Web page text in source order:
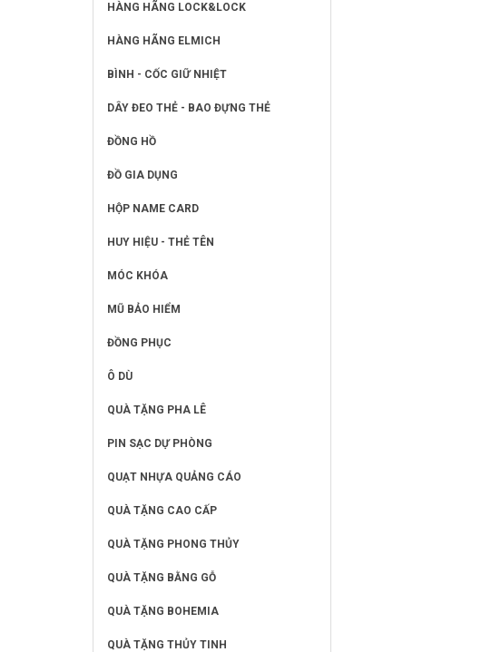
HÀNG HÃNG LOCK&LOCK
HÀNG HÃNG ELMICH
BÌNH - CỐC GIỮ NHIỆT
DÂY ĐEO THẺ - BAO ĐỰNG THẺ
ĐỒNG HỒ
ĐỒ GIA DỤNG
HỘP NAME CARD
HUY HIỆU - THẺ TÊN
MÓC KHÓA
MŨ BẢO HIỂM
ĐỒNG PHỤC
Ô DÙ
QUÀ TẶNG PHA LÊ
PIN SẠC DỰ PHÒNG
QUẠT NHỰA QUẢNG CÁO
QUÀ TẶNG CAO CẤP
QUÀ TẶNG PHONG THỦY
QUÀ TẶNG BẰNG GỖ
QUÀ TẶNG BOHEMIA
QUÀ TẶNG THỦY TINH